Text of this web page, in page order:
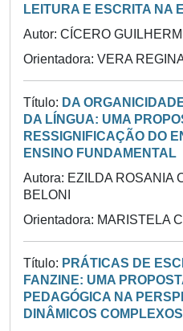
LEITURA E ESCRITA NA
Autor: CÍCERO
Orientadora: VERA
Título: DA
DA LÍNGUA: UMA
RESSIGNIFICAÇÃO DO
ENSINO FUNDAMENTAL
Autora: EZILDA ROSANIA
BELONI
Orientadora: MARISTELA
Título: PRÁTICAS DE
FANZINE: UMA
PEDAGÓGICA NA
DINÂMICOS COMPLEXOS